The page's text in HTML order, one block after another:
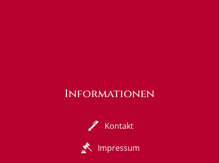
Informationen
Kontakt
Impressum